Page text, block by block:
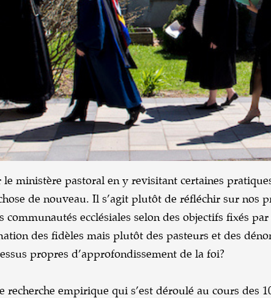
ministère pastoral en y revisitant certaines
de nouveau. Il s’agit plutôt de réfléchir sur nos
ecclésiales selon des objectifs fixés
des fidèles mais plutôt des pasteurs et des
propres d’approfondissement de la foi?
empirique qui s’est déroulé au cours des